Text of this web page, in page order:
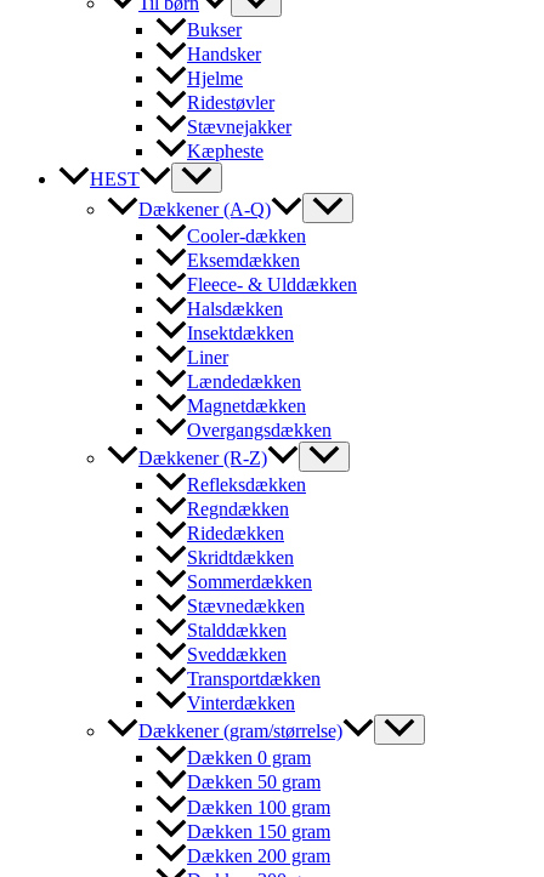
Bukser
Handsker
Hjelme
Ridestøvler
Stævnejakker
Kæpheste
HEST
Dækkener (A-Q)
Cooler-dækken
Eksemdækken
Fleece- & Ulddækken
Halsdækken
Insektdækken
Liner
Lændedækken
Magnetdækken
Overgangsdækken
Dækkener (R-Z)
Refleksdækken
Regndækken
Ridedækken
Skridtdækken
Sommerdækken
Stævnedækken
Stalddækken
Sveddækken
Transportdækken
Vinterdækken
Dækkener (gram/størrelse)
Dækken 0 gram
Dækken 50 gram
Dækken 100 gram
Dækken 150 gram
Dækken 200 gram